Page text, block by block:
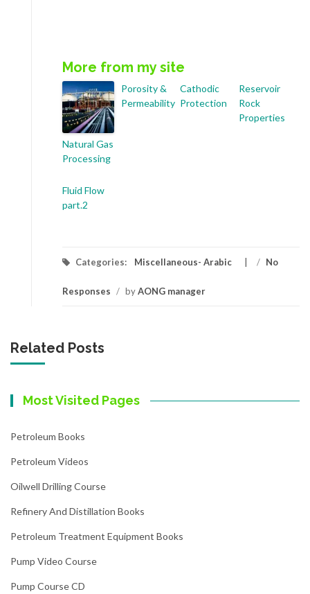
More from my site
Natural Gas
Processing
Porosity &
Permeability
Cathodic
Protection
Reservoir
Rock
Properties
Fluid Flow
part.2
Categories: Miscellaneous- Arabic / No
Responses / byAONG manager
Related Posts
Most Visited Pages
Petroleum Books
Petroleum Videos
Oilwell Drilling Course
Refinery And Distillation Books
Petroleum Treatment Equipment Books
Pump Video Course
Pump Course CD